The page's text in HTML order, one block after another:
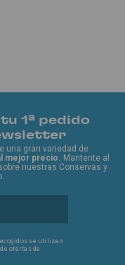
1ª pedido
una gran variedad de
mejor precio. Mantente al
nuestras Conservas y
se utilizan
ofertas de